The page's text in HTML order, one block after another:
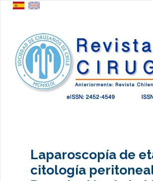
Laparoscopía de
citología